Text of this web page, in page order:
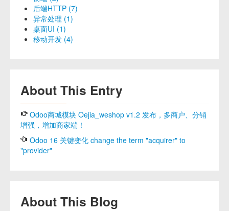
后端HTTP (7)
异常处理 (1)
桌面UI (1)
移动开发 (4)
About This Entry
Odoo商城模块 Oejia_weshop v1.2 发布，多商户、分销
增强，增加商家端！
Odoo 16 关键变化 change the term "acquirer" to
"provider"
About This Blog